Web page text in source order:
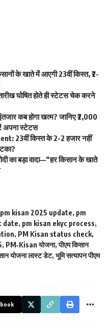
के खाते में आएगी 23वीं किस्त, ₹2-
घोषित होते ही स्टेटस चेक करने
कब होगा खत्म? जानिए ₹2,000
अपना स्टेटस
23वीं किस्त के 2-2 हजार नहीं
का बड़ा वादा—“हर किसान के खाते
pm kisan 2025 update, pm
date, pm kisan ekyc process,
, PM Kisan status check,
, PM‑Kisan योजना,पीएम किसान
योजना लास्ट डेट, भूमि सत्यापन पीएम